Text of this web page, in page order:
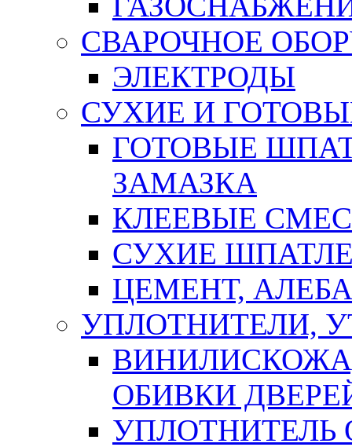
СВАРОЧНОЕ
ЭЛЕКТРОДЫ
СУХИЕ И
ГОТОВЫЕ
ЗАМАЗКА
КЛЕЕВЫЕ
СУХИЕ
ЦЕМЕНТ,
УПЛОТНИТЕЛИ,
ОБИВКИ
УПЛОТНИТЕЛЬ